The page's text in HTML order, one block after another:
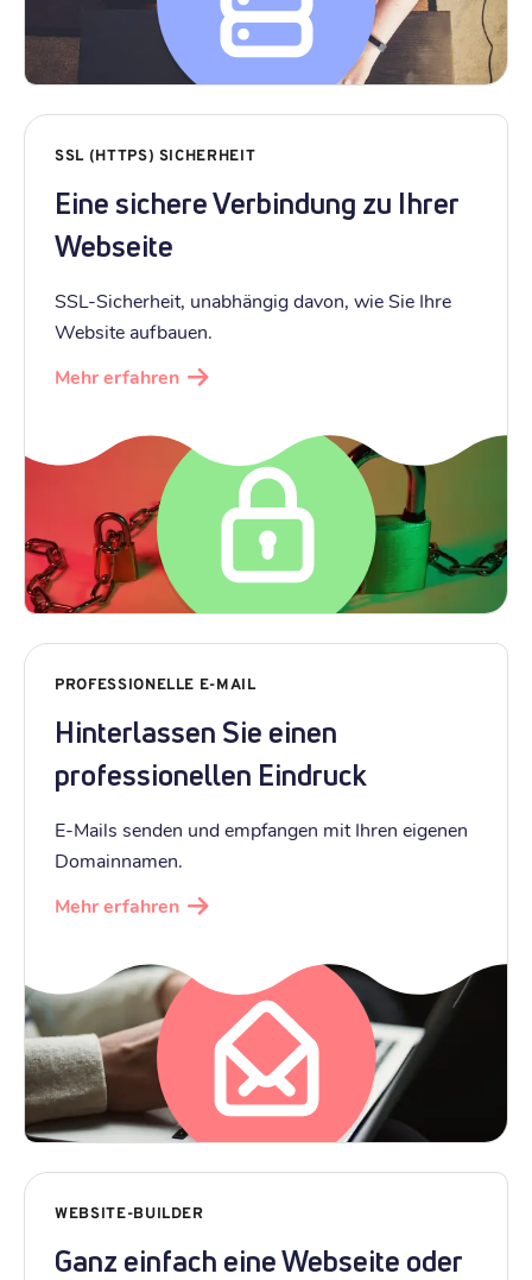
SSL (HTTPS) SICHERHEIT
Eine sichere Verbindung zu Ihrer
Webseite
SSL-Sicherheit, unabhängig davon, wie Sie Ihre
Website aufbauen.
Mehr erfahren
PROFESSIONELLE E-MAIL
Hinterlassen Sie einen
professionellen Eindruck
E-Mails senden und empfangen mit Ihren eigenen
Domainnamen.
Mehr erfahren
WEBSITE-BUILDER
Ganz einfach eine Webseite oder